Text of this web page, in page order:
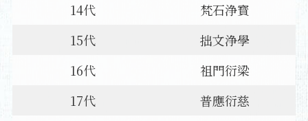
14代
梵石浄寳
15代
拙文浄學
16代
祖門衍梁
17代
普應衍慈